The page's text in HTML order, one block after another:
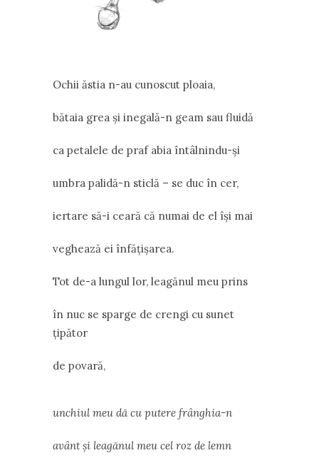
Ochii ăstia n-au cunoscut ploaia,
bătaia grea şi inegală-n geam sau fluidă
ca petalele de praf abia întâlnindu-şi
umbra palidă-n sticlă – se duc în cer,
iertare să-i ceară că numai de el îşi mai
veghează ei înfăţişarea.
Tot de-a lungul lor, leagănul meu prins
în nuc se sparge de crengi cu sunet
ţipător
de povară,
unchiul meu dă cu putere frânghia-n
avânt şi leagănul meu cel roz de lemn